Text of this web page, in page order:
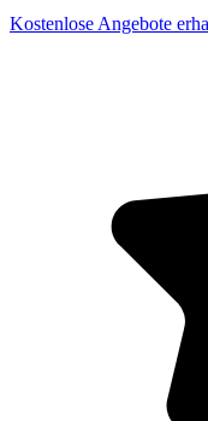
Kostenlose Angebote